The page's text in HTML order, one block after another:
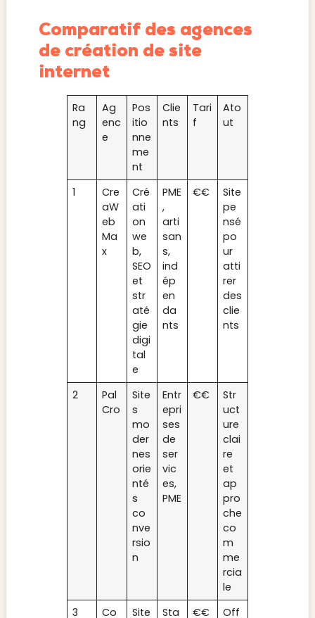
Comparatif des agences
de création de site
internet
Ra
ng
Ag
enc
e
Pos
itio
nne
me
nt
Clie
nts
Tari
f
Ato
ut
1
Cre
aW
eb
Ma
x
Cré
ati
on
we
b,
SEO
et
str
até
gie
digi
tal
e
PME
,
arti
san
s,
ind
ép
en
da
nts
€€
Site
pe
nsé
po
ur
atti
rer
des
clie
nts
2
Pal
Cro
Site
s
mo
der
nes
orie
nté
s
co
nve
rsio
n
Entr
epri
ses
de
ser
vic
es,
PME
€€
Str
uct
ure
clai
re
et
ap
pro
che
co
m
me
rcia
le
3
Co Site Sta €€ Off